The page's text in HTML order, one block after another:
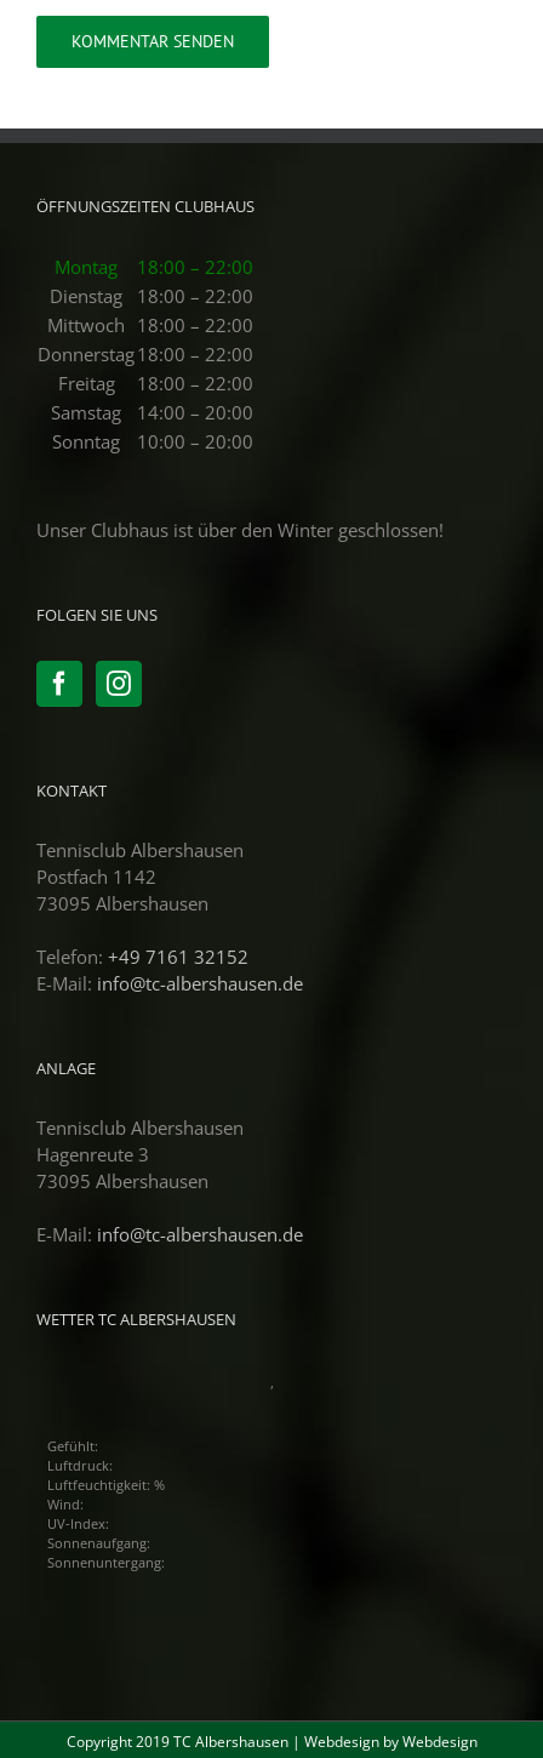
ÖFFNUNGSZEITEN CLUBHAUS
Montag
18:00 – 22:00
Dienstag
18:00 – 22:00
Mittwoch 18:00 – 22:00
Donnerstag18:00 – 22:00
Freitag
18:00 – 22:00
Samstag
14:00 – 20:00
Sonntag
10:00 – 20:00
Unser Clubhaus ist über den Winter geschlossen!
FOLGEN SIE UNS
KONTAKT
Tennisclub Albershausen
Postfach 1142
73095 Albershausen
Telefon: +49 7161 32152
E-Mail: info@tc-albershausen.de
ANLAGE
Tennisclub Albershausen
Hagenreute 3
73095 Albershausen
E-Mail: info@tc-albershausen.de
WETTER TC ALBERSHAUSEN
Gefühlt:
Luftdruck:
Luftfeuchtigkeit: %
Wind:
UV-Index:
Sonnenaufgang:
Sonnenuntergang:
Copyright 2019 TC Albershausen | Webdesign byWebdesign